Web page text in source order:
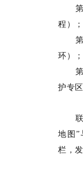
程）；
环）；
护专
地图”
栏，